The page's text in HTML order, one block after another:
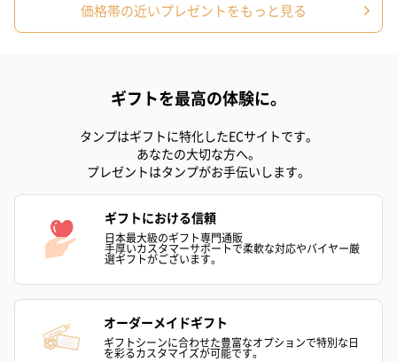
価格帯の近いプレゼントをもっと見る
ギフトを最高の体験に。
タンプはギフトに特化したECサイトです。
あなたの大切な方へ。
プレゼントはタンプがお手伝いします。
ギフトにおける信頼
日本最大級のギフト専門通販
手厚いカスタマーサポートで柔軟な対応やバイヤー厳
選ギフトがございます。
オーダーメイドギフト
ギフトシーンに合わせた豊富なオプションで特別な日
を彩るカスタマイズが可能です。